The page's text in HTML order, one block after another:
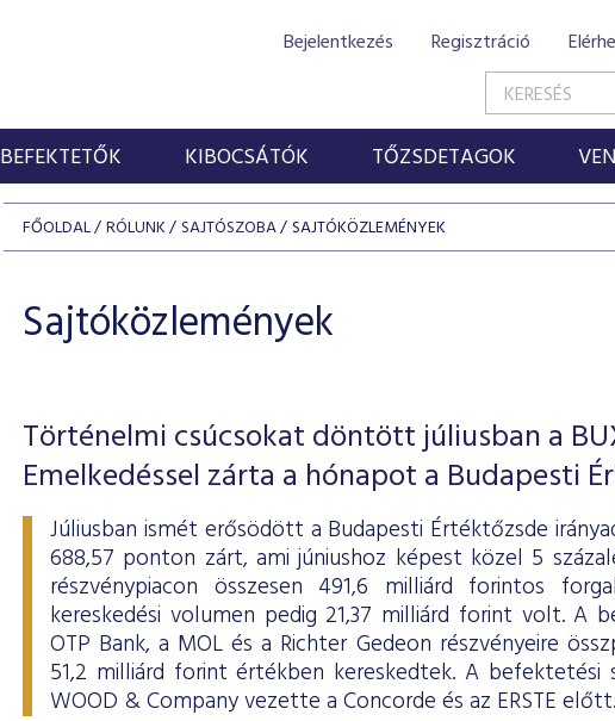
Bejelentkezés Regisztráció
BEFEKTETŐK KIBOCSÁTÓK TŐZSDETAGOK
FŐOLDAL RÓLUNK SAJTÓSZOBA SAJTÓKÖZLEMÉNYEK
Sajtóközlemények
Történelmi csúcsokat döntött júliusban a
Emelkedéssel zárta a hónapot a Budapesti
Júliusban ismét erősödött a Budapesti Értéktőzsde
688,57 ponton zárt, ami júniushoz képest közel 5
részvénypiacon összesen 491,6 milliárd forintos
kereskedési volumen pedig 21,37 milliárd forint volt. A
OTP Bank, a MOL és a Richter Gedeon részvényeire
51,2 milliárd forint értékben kereskedtek. A befektetési
WOOD & Company vezette a Concorde és az ERSTE előtt.